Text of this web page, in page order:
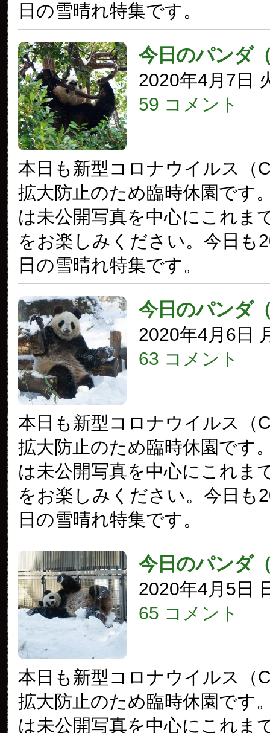
日の雪晴れ特集です。
今日のパンダ
2020年4月7日
59 コメント
本日も新型コロナウイルス（
拡大防止のため臨時休園です
は未公開写真を中心にこれま
をお楽しみください。今日も
日の雪晴れ特集です。
今日のパンダ
2020年4月6日
63 コメント
本日も新型コロナウイルス（
拡大防止のため臨時休園です
は未公開写真を中心にこれま
をお楽しみください。今日も
日の雪晴れ特集です。
今日のパンダ
2020年4月5日
65 コメント
本日も新型コロナウイルス（
拡大防止のため臨時休園です
は未公開写真を中心にこれま